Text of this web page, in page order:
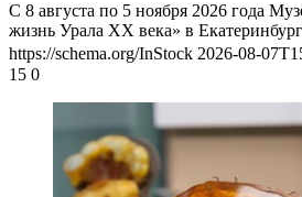
С 8 августа по 5 ноября 2026 года
жизнь Урала ХХ века» в
https://schema.org/InStock 2026-08-
15 0